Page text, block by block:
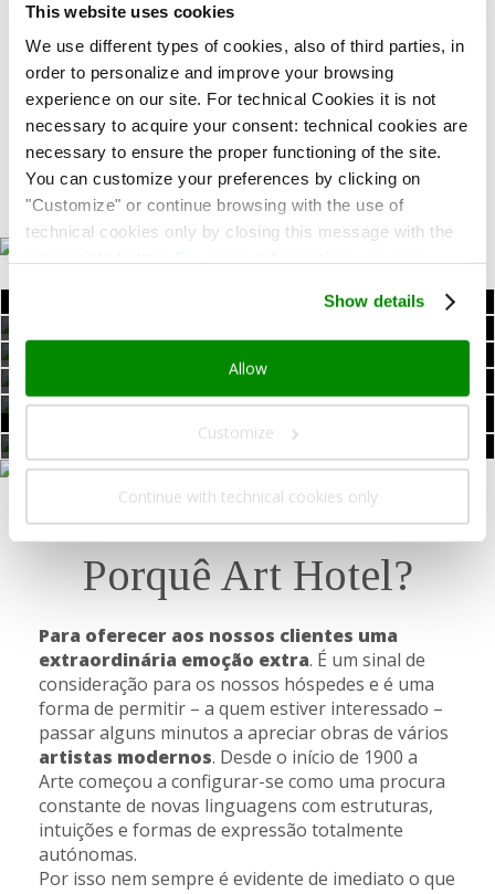
This website uses cookies
We use different types of cookies, also of third parties, in
order to personalize and improve your browsing
experience on our site. For technical Cookies it is not
necessary to acquire your consent: technical cookies are
necessary to ensure the proper functioning of the site.
You can customize your preferences by clicking on
"Customize" or continue browsing with the use of
technical cookies only by closing this message with the
Show details
Allow
Customize
Continue with technical cookies only
MUDEC; a 5 minutos da estação de metropolitano
dePorta Genova, são alguns dos privilégios de
que desfrutam os hóspedes do Art Hotel Navigli.
Jardim-terraçono 6º piso,garagem interna,
jardim,salas de reuniões, a 2 km do Duomo e
no entanto a apenas 5 minutos da variante
principal…
CONFORTO
AO MELHOR PREÇO
NO CORAÇÃO DE
MILÃO
VEJA ONDE ESTAMOS
PEQUENO-ALMOÇO
E MUITO MAIS
SAIBA MAIS
REUNIÕES
COM LUZ NATURAL
EXPLORE AS SALAS DE REUNIÕES
BEM-ESTAR
E TEMPO PARA SI
VISITE O CENTRO DE BEM-ESTAR
SERVIÇOS
E INSTALAÇÕES
LEIA MAIS
Porquê Art Hotel?
Para oferecer aos nossos clientes uma
extraordinária emoção extra. É um sinal de
consideração para os nossos hóspedes e é uma
forma de permitir – a quem estiver interessado –
passar alguns minutos a apreciar obras de vários
artistas modernos. Desde o início de 1900 a
Arte começou a configurar-se como uma procura
constante de novas linguagens com estruturas,
intuições e formas de expressão totalmente
autónomas.
Por isso nem sempre é evidente de imediato o que